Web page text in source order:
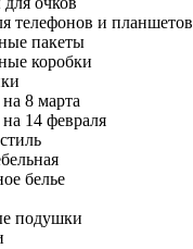
телефонов и планшетов
пакеты
коробки
8 марта
14 февраля
белье
подушки